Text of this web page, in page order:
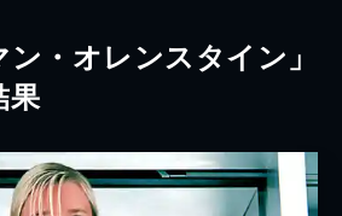
ン・オレンスタイン」
果